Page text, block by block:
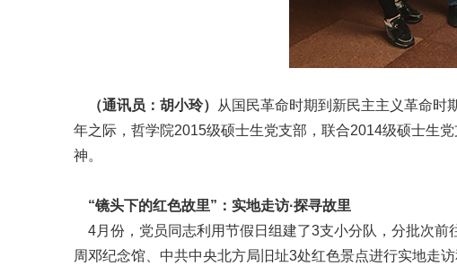
（通讯员：胡小玲）
从国民革命时期到新民主主义革命时
年之际，哲学院2015级硕士生党支部，联合2014级硕士生
神。
“镜头下的红色故里”：实地走访·探寻故里
4月份，党员同志利用节假日组建了3支小分队，分批次前
周邓纪念馆、中共中央北方局旧址3处红色景点进行实地走